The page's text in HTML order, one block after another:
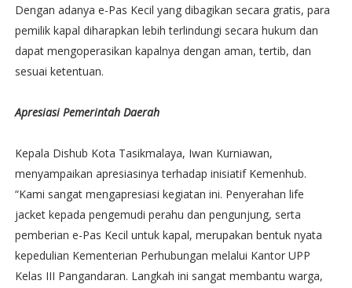
Dengan adanya e-Pas Kecil yang dibagikan secara gratis, para
pemilik kapal diharapkan lebih terlindungi secara hukum dan
dapat mengoperasikan kapalnya dengan aman, tertib, dan
sesuai ketentuan.
Apresiasi Pemerintah Daerah
Kepala Dishub Kota Tasikmalaya, Iwan Kurniawan,
menyampaikan apresiasinya terhadap inisiatif Kemenhub.
“Kami sangat mengapresiasi kegiatan ini. Penyerahan life
jacket kepada pengemudi perahu dan pengunjung, serta
pemberian e-Pas Kecil untuk kapal, merupakan bentuk nyata
kepedulian Kementerian Perhubungan melalui Kantor UPP
Kelas III Pangandaran. Langkah ini sangat membantu warga,